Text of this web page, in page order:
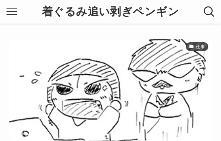
着ぐるみ追い剥ぎペンギン
仕事